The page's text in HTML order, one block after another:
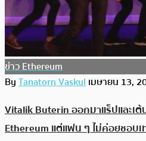
ข่าว Ethereum
ByTanatorn Vaskulเมษายน 13,
Vitalik Buterin ออกมาแร็ปและเ
Ethereum แต่แฟน ๆ ไม่ค่อยชอบเ